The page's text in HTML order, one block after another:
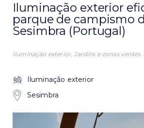
Iluminação exterior
parque de campismo
Sesimbra (Portugal)
Iluminação exterior,Jardins e zonas verdes
Iluminação exterior
Sesimbra